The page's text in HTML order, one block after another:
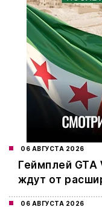
06 АВГУСТА 2026
Геймплей GTA
ждут от
06 АВГУСТА 2026